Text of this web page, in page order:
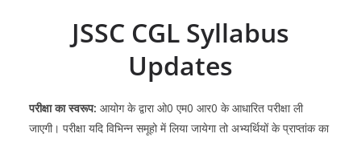
JSSC CGL Syllabus
Updates
परीक्षा का स्वरूप: आयोग के द्वारा ओ0 एम0 आर0 के आधारित परीक्षा ली
जाएगी। परीक्षा यदि विभिन्न समूहो में लिया जायेगा तो अभ्यर्थियों के प्राप्तांक का